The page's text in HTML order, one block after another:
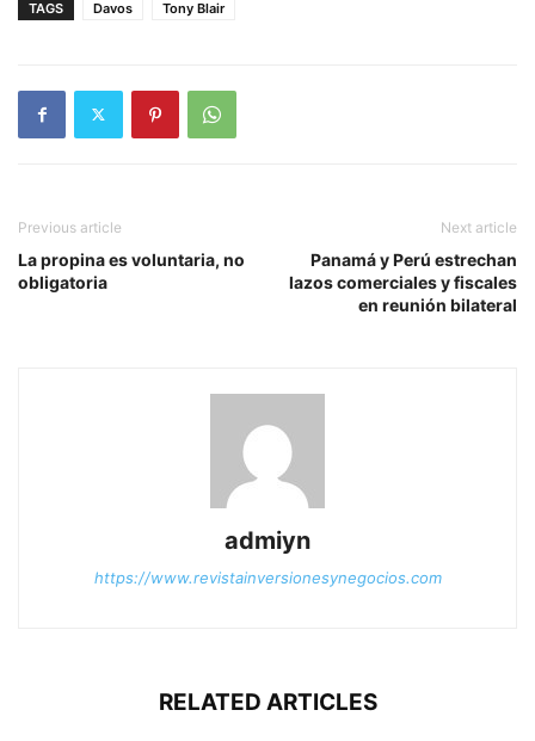
TAGS Davos Tony Blair
Previous article
La propina es voluntaria, no
obligatoria
Next article
Panamá y Perú estrechan
lazos comerciales y fiscales
en reunión bilateral
admiyn
https://www.revistainversionesynegocios.com
RELATED ARTICLES